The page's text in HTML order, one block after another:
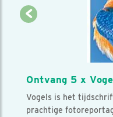
Ontvang 5 x
Vogels is het
prachtige